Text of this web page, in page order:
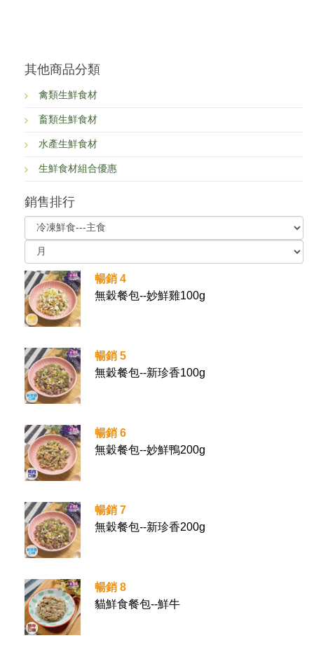
其他商品分類
禽類生鮮食材
畜類生鮮食材
水產生鮮食材
生鮮食材組合優惠
銷售排行
暢銷 4
無穀餐包--妙鮮雞100g
暢銷 5
無穀餐包--新珍香100g
暢銷 6
無穀餐包--妙鮮鴨200g
暢銷 7
無穀餐包--新珍香200g
暢銷 8
貓鮮食餐包--鮮牛